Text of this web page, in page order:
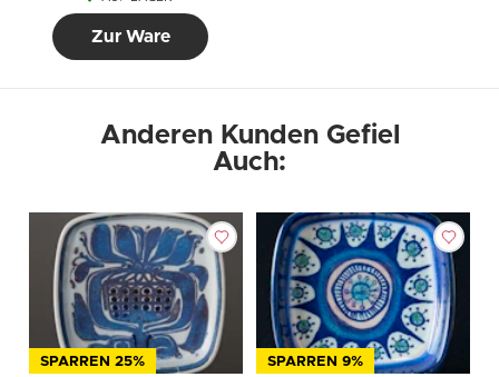
Zur Ware
Anderen Kunden Gefiel
Auch:
SPARREN 25% SPARREN 9%